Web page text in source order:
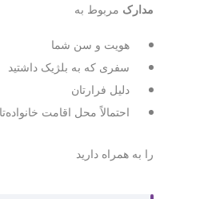
مدارک مربوط به
هویت و سن شما
سفری که به بلژیک داشتید
دلیل فرارتان
احتمالاً محل اقامت خانواده‎‌تان
را به همراه دارید